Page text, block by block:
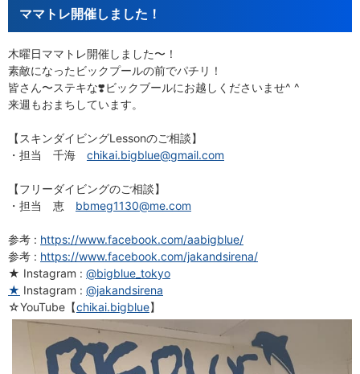
ママトレ開催しました！
木曜日ママトレ開催しました〜！
素敵になったビックプールの前でパチリ！
皆さん〜ステキな❣️ビックブールにお越しくださいませ^ ^
来週もおまちしています。
【スキンダイビングLessonのご相談】
・担当 千海 chikai.bigblue@gmail.com
【フリーダイビングのご相談】
・担当 恵 bbmeg1130@me.com
参考 : https://www.facebook.com/aabigblue/
参考 : https://www.facebook.com/jakandsirena/
★ Instagram : @bigblue_tokyo
★ Instagram : @jakandsirena
☆YouTube【chikai.bigblue】